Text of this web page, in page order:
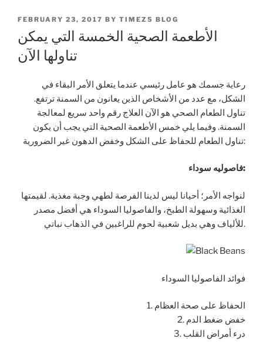
POSTED
FEBRUARY 23, 2017 BY TIMEZ5 BLOG
الأطعمة الصحية الخمسة التي يمكن
تناولها الآن
رعاية جسمك هو عامل رئيسي عندما يتعلق الأمر البقاء في
الشكل، مع عدد من الأشخاص الذين يعانون من السمنة ترتفع.
تناول الطعام الصحي هو الآن العلاج رقم واحد سريع لمعالجة
السمنة. وفيما يلي خمس الأطعمة الصحية التي يجب أن يكون
تناول الطعام للحفاظ على الشكل وخفض الدهون غير الضرورية:
فاصوليه سوداء:
لنواجه الأمر؛ أحيانا ليس لدينا الفرصة لطهي وجبة مغذية. لقيمتها
الغذائية وسهولة الطبخ، والفاصوليا السوداء هي أفضل مصدر
للألياف وهي بديل شعبية لحوم للراغبين في الذهاب نباتي.
فوائد الفاصوليا السوداء
1. الحفاظ على صحة العظام
2. خفض ضغط الدم
3. درء أمراض القلب